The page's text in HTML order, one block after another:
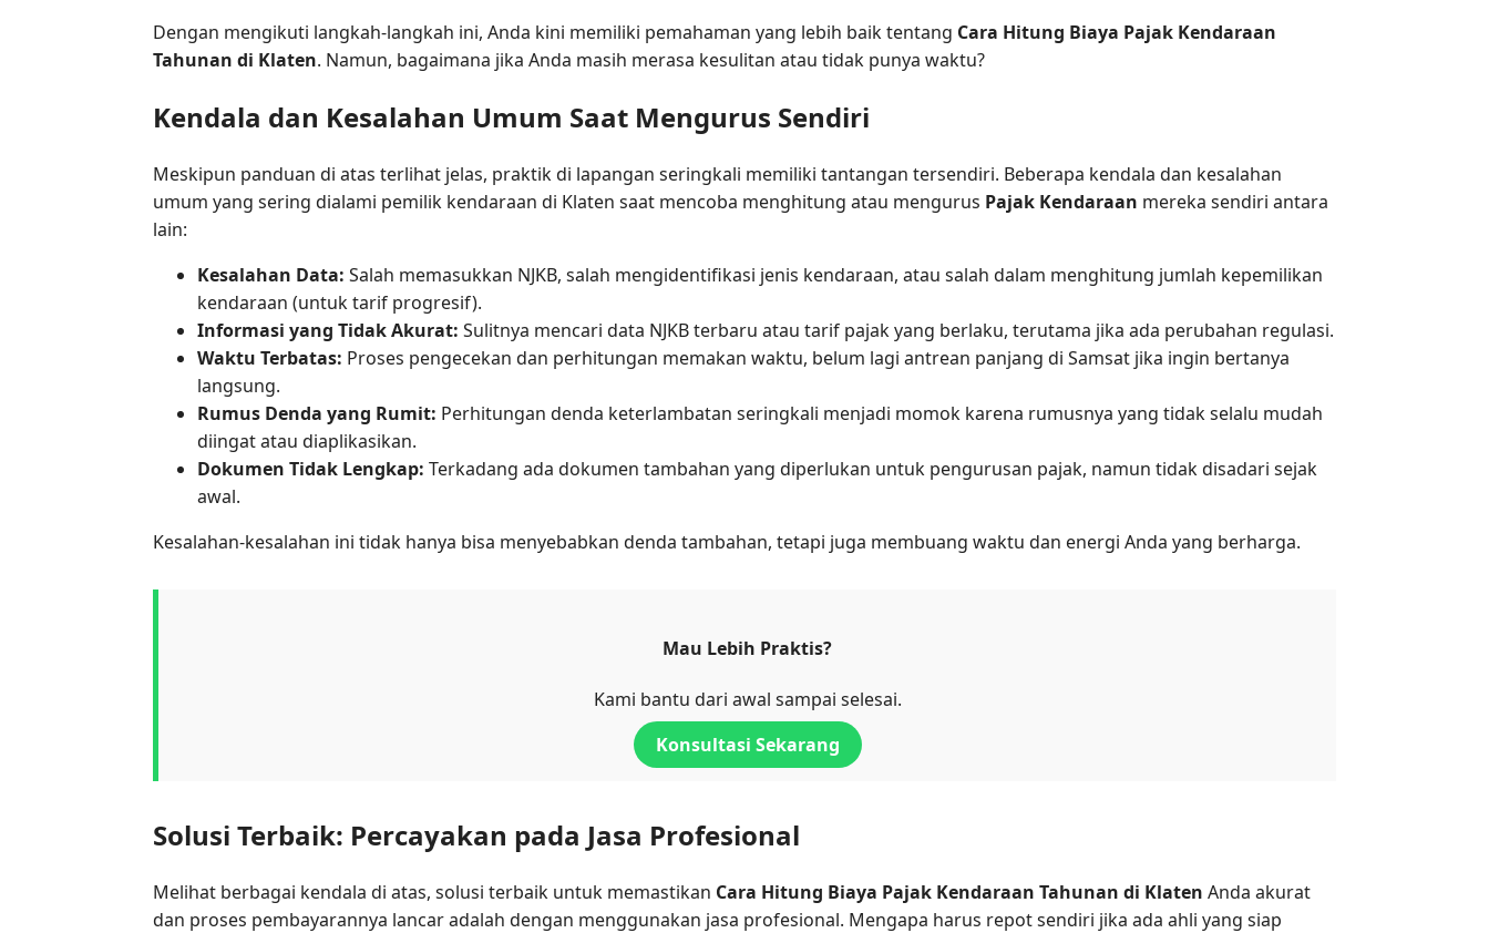
Dengan mengikuti langkah-langkah ini, Anda kini memiliki pemahaman yang lebih baik tentang Cara Hitung Biaya Pajak Kendaraan
Tahunan di Klaten. Namun, bagaimana jika Anda masih merasa kesulitan atau tidak punya waktu?
Kendala dan Kesalahan Umum Saat Mengurus Sendiri
Meskipun panduan di atas terlihat jelas, praktik di lapangan seringkali memiliki tantangan tersendiri. Beberapa kendala dan kesalahan
umum yang sering dialami pemilik kendaraan di Klaten saat mencoba menghitung atau mengurus Pajak Kendaraan mereka sendiri antara
lain:
Kesalahan Data: Salah memasukkan NJKB, salah mengidentifikasi jenis kendaraan, atau salah dalam menghitung jumlah kepemilikan
kendaraan (untuk tarif progresif).
Informasi yang Tidak Akurat: Sulitnya mencari data NJKB terbaru atau tarif pajak yang berlaku, terutama jika ada perubahan regulasi.
Waktu Terbatas: Proses pengecekan dan perhitungan memakan waktu, belum lagi antrean panjang di Samsat jika ingin bertanya
langsung.
Rumus Denda yang Rumit: Perhitungan denda keterlambatan seringkali menjadi momok karena rumusnya yang tidak selalu mudah
diingat atau diaplikasikan.
Dokumen Tidak Lengkap: Terkadang ada dokumen tambahan yang diperlukan untuk pengurusan pajak, namun tidak disadari sejak
awal.
Kesalahan-kesalahan ini tidak hanya bisa menyebabkan denda tambahan, tetapi juga membuang waktu dan energi Anda yang berharga.
Mau Lebih Praktis?
Kami bantu dari awal sampai selesai.
Konsultasi Sekarang
Solusi Terbaik: Percayakan pada Jasa Profesional
Melihat berbagai kendala di atas, solusi terbaik untuk memastikan Cara Hitung Biaya Pajak Kendaraan Tahunan di Klaten Anda akurat
dan proses pembayarannya lancar adalah dengan menggunakan jasa profesional. Mengapa harus repot sendiri jika ada ahli yang siap